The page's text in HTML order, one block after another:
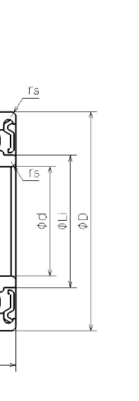
的详细信息？
品专家取得联系。